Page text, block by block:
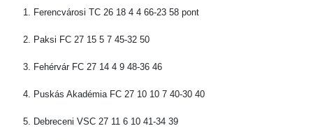
1. Ferencvárosi TC 26 18 4 4 66-23 58 pont
2. Paksi FC 27 15 5 7 45-32 50
3. Fehérvár FC 27 14 4 9 48-36 46
4. Puskás Akadémia FC 27 10 10 7 40-30 40
5. Debreceni VSC 27 11 6 10 41-34 39